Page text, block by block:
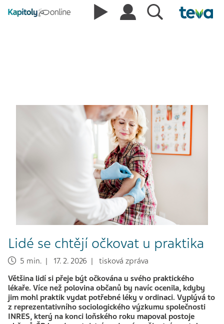
Lidé se chtějí očkovat u praktika
5 min. | 17. 2. 2026 | tisková zpráva
Většina lidí si přeje být očkována u svého praktického
lékaře. Více než polovina občanů by navíc ocenila, kdyby
jim mohl praktik vydat potřebné léky v ordinaci. Vyplývá to
z reprezentativního sociologického výzkumu společnosti
INRES, který na konci loňského roku mapoval postoje